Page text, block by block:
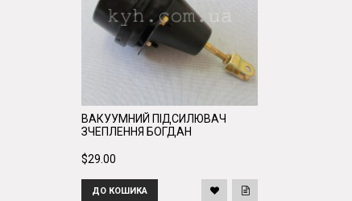
ВАКУУМНИЙ ПІДСИЛЮВАЧ
ЗЧЕПЛЕННЯ БОГДАН
$29.00
ДО КОШИКА